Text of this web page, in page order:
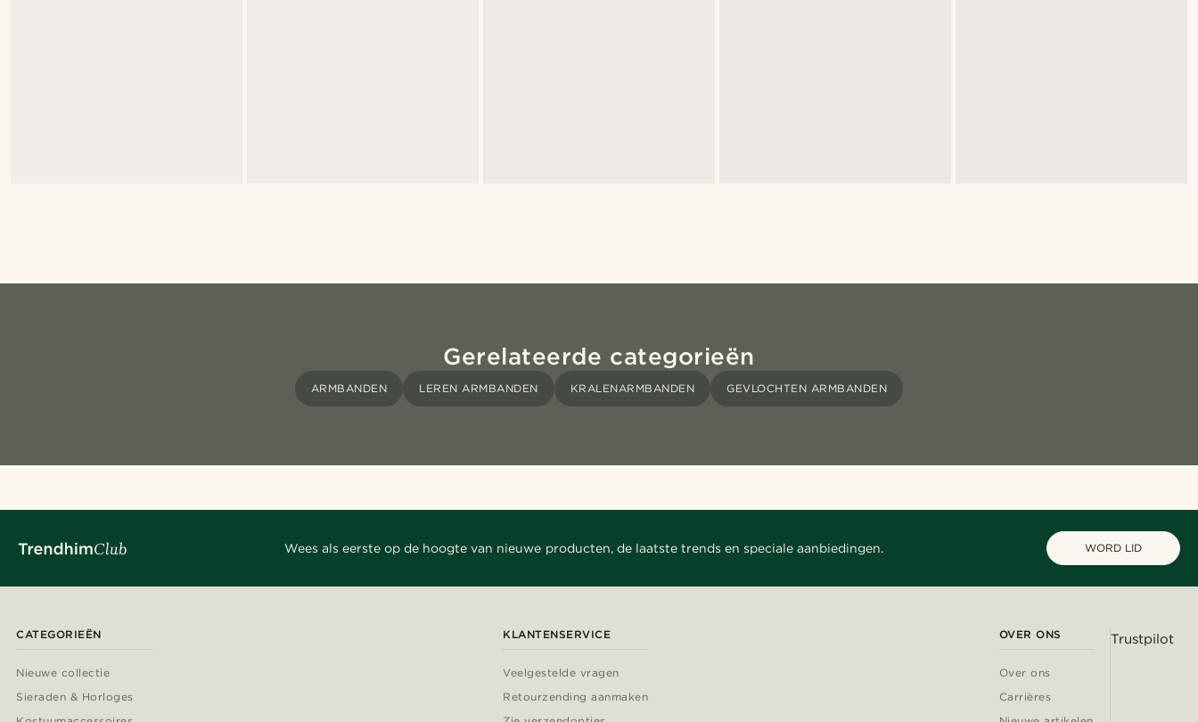
Gerelateerde categorieën
ARMBANDEN LEREN ARMBANDEN KRALENARMBANDEN GEVLOCHTEN ARMBANDEN
Wees als eerste op de hoogte van nieuwe producten, de laatste trends en speciale aanbiedingen. WORD LID
CATEGORIEËN
Nieuwe collectie
Sieraden & Horloges
KLANTENSERVICE
Veelgestelde vragen
Retourzending aanmaken
OVER ONS
Over ons
Carrières
Trustpilot